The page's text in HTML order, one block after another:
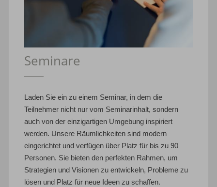
Seminare
Laden Sie ein zu einem Seminar, in dem die
Teilnehmer nicht nur vom Seminarinhalt, sondern
auch von der einzigartigen Umgebung inspiriert
werden. Unsere Räumlichkeiten sind modern
eingerichtet und verfügen über Platz für bis zu 90
Personen. Sie bieten den perfekten Rahmen, um
Strategien und Visionen zu entwickeln, Probleme zu
lösen und Platz für neue Ideen zu schaffen.